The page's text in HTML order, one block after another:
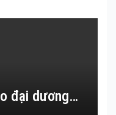
đại dương…